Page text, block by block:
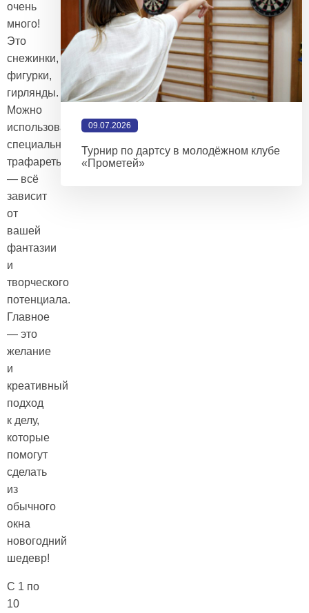
очень
много!
Это
снежинки, разнообразные
фигурки,
гирлянды.
Можно
использовать
специальные
трафареты
— всё
зависит
от
вашей
фантазии
и
творческого
потенциала.
Главное
— это
желание
и
креативный
подход
к делу,
которые
помогут
сделать
из
обычного
окна
новогодний
шедевр!
С 1 по
10
09.07.2026
Турнир по дартсу в молодёжном клубе
«Прометей»